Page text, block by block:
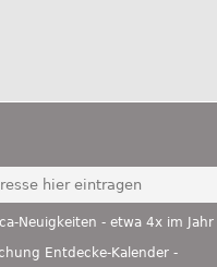
Neuigkeiten - etwa 4x im Jahr
Entdecke-Kalender -